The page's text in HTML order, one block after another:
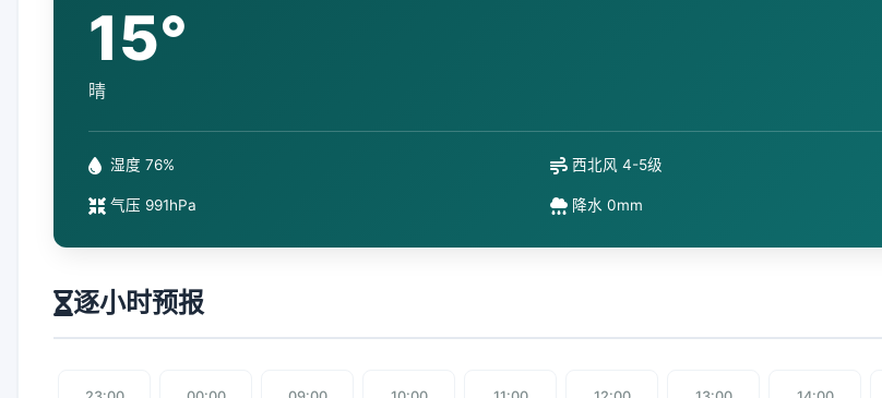
15°
晴
湿度 76% 西北风 4-5级
气压 991hPa 降水 0mm
逐小时预报